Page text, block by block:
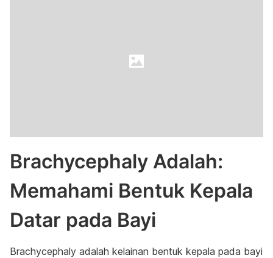
Brachycephaly Adalah:
Memahami Bentuk Kepala
Datar pada Bayi
Brachycephaly adalah kelainan bentuk kepala pada bayi